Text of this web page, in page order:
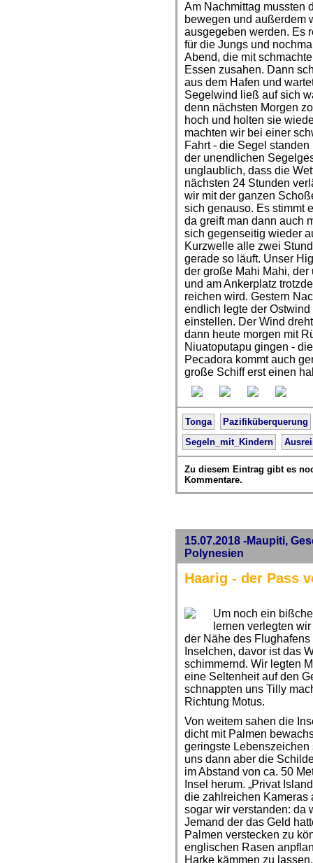
Am Nachmittag mussten
bewegen und außerdem
ausgegeben werden. Es
für die Jungs und
Abend, die mit
Essen zusahen. Dann
aus dem Hafen und
Segelwind ließ auf sich
denn nächsten Morgen
hoch und holten sie
machten wir bei einer
Fahrt - die Segel
der unendlichen
unglaublich, dass die
nächsten 24 Stunden
wir mit der ganzen
sich genauso. Es stimmt
da greift man dann auch
sich gegenseitig wieder
Kurzwelle alle zwei
gerade so läuft. Unser
der große Mahi Mahi,
und am Ankerplatz
reichen wird. Gestern
endlich legte der
einstellen. Der Wind
dann heute morgen mit
Niuatoputapu gingen -
Pecadora kommt auch
große Schiff erst einen
Tonga
Pazifiküberquerung
Segeln_mit_Kindern
Zu diesem Eintrag gibt es
Kommentare.
15.07.2018 -Maupiti,
Polynesien
Haarig - der Pass
Um noch ein
lernen verlegten
der Nähe des
Inselchen, davor ist das
schimmernd. Wir legten
eine Seltenheit auf den
schnappten uns Tilly
Richtung Motus.
Von weitem sahen die
dicht mit Palmen
geringste
uns dann aber die
im Abstand von ca. 50
Insel herum. „Privat
die zahlreichen Kameras
sogar wir verstanden: da
Jemand der das Geld
Palmen verstecken zu
englischen Rasen
Harke kämmen zu